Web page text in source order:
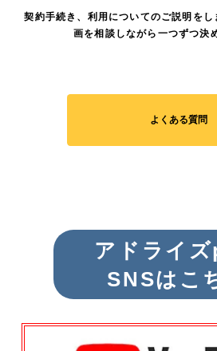
契約手続き、利用についてのご説明を
画を相談しながら一つずつ決
よくある質問
アドライ
SNSはこ